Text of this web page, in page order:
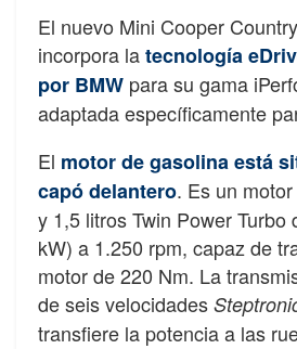
El nuevo Mini Cooper
incorpora latecnología
por BMW para su gama
adaptada específicamente
El motor de gasolina está
capó delantero. Es un
y 1,5 litros Twin Power Turbo
kW) a 1.250 rpm, capaz de
motor de 220 Nm. La
de seis velocidades
transfiere la potencia a las